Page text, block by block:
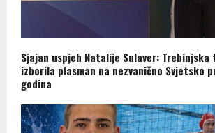
Sjajan uspjeh Natalije Sulaver:
izborila plasman na nezvanično Svjetsko
godina